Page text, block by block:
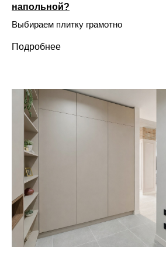
напольной?
Выбираем плитку грамотно
Подробнее